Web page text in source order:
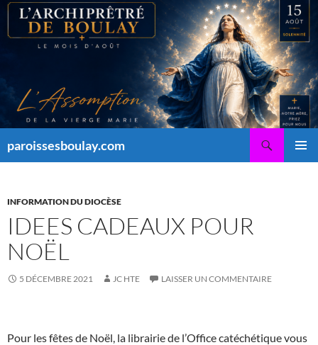
Aller
contenu
paroissesboulay.com
INFORMATION DU DIOCÈSE
IDEES CADEAUX POUR
NOËL
5 DÉCEMBRE 2021 JC HTE LAISSER UN COMMENTAIRE
Pour les fêtes de Noël, la librairie de l’Office catéchétique vous